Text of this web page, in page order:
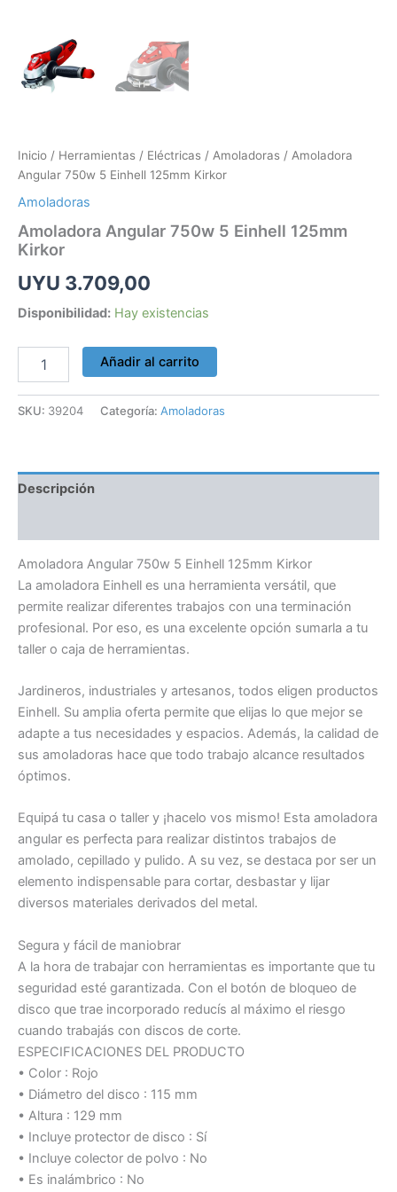
Inicio / Herramientas / Eléctricas / Amoladoras / Amoladora
Angular 750w 5 Einhell 125mm Kirkor
Amoladoras
Amoladora Angular 750w 5 Einhell 125mm
Kirkor
UYU 3.709,00
Disponibilidad: Hay existencias
Añadir al carrito
SKU: 39204 Categoría: Amoladoras
Descripción
Amoladora Angular 750w 5 Einhell 125mm Kirkor
La amoladora Einhell es una herramienta versátil, que
permite realizar diferentes trabajos con una terminación
profesional. Por eso, es una excelente opción sumarla a tu
taller o caja de herramientas.
Jardineros, industriales y artesanos, todos eligen productos
Einhell. Su amplia oferta permite que elijas lo que mejor se
adapte a tus necesidades y espacios. Además, la calidad de
sus amoladoras hace que todo trabajo alcance resultados
óptimos.
Equipá tu casa o taller y ¡hacelo vos mismo! Esta amoladora
angular es perfecta para realizar distintos trabajos de
amolado, cepillado y pulido. A su vez, se destaca por ser un
elemento indispensable para cortar, desbastar y lijar
diversos materiales derivados del metal.
Segura y fácil de maniobrar
A la hora de trabajar con herramientas es importante que tu
seguridad esté garantizada. Con el botón de bloqueo de
disco que trae incorporado reducís al máximo el riesgo
cuando trabajás con discos de corte.
ESPECIFICACIONES DEL PRODUCTO
• Color : Rojo
• Diámetro del disco : 115 mm
• Altura : 129 mm
• Incluye protector de disco : Sí
• Incluye colector de polvo : No
• Es inalámbrico : No